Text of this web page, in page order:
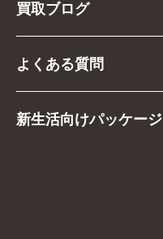
買取ブログ
よくある質問
新生活向けパッケージ